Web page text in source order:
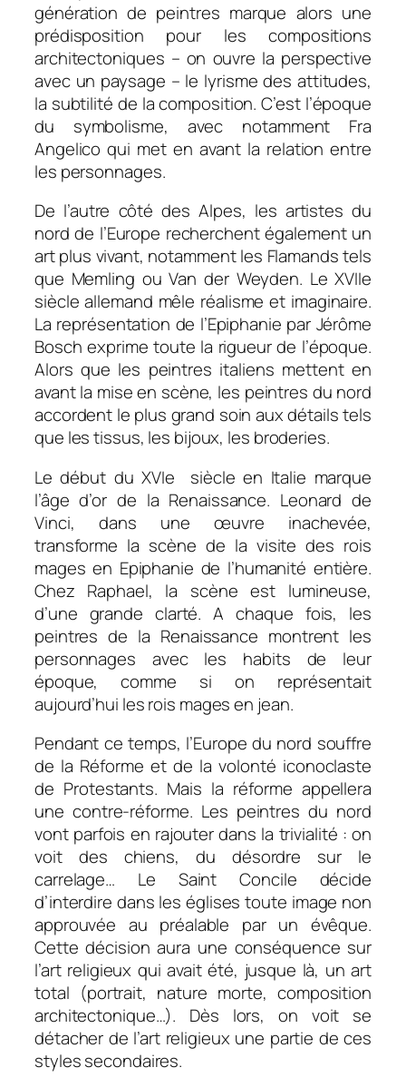
génération de peintres marque alors une
prédisposition pour les compositions
architectoniques – on ouvre la perspective
avec un paysage – le lyrisme des attitudes,
la subtilité de la composition. C’est l’époque
du symbolisme, avec notamment Fra
Angelico qui met en avant la relation entre
les personnages.
De l’autre côté des Alpes, les artistes du
nord de l’Europe recherchent également un
art plus vivant, notamment les Flamands tels
que Memling ou Van der Weyden. Le XVIIe
siècle allemand mêle réalisme et imaginaire.
La représentation de l’Epiphanie par Jérôme
Bosch exprime toute la rigueur de l’époque.
Alors que les peintres italiens mettent en
avant la mise en scène, les peintres du nord
accordent le plus grand soin aux détails tels
que les tissus, les bijoux, les broderies.
Le début du XVIe siècle en Italie marque
l’âge d’or de la Renaissance. Leonard de
Vinci, dans une œuvre inachevée,
transforme la scène de la visite des rois
mages en Epiphanie de l’humanité entière.
Chez Raphael, la scène est lumineuse,
d’une grande clarté. A chaque fois, les
peintres de la Renaissance montrent les
personnages avec les habits de leur
époque, comme si on représentait
aujourd’hui les rois mages en jean.
Pendant ce temps, l’Europe du nord souffre
de la Réforme et de la volonté iconoclaste
de Protestants. Mais la réforme appellera
une contre-réforme. Les peintres du nord
vont parfois en rajouter dans la trivialité : on
voit des chiens, du désordre sur le
carrelage… Le Saint Concile décide
d’interdire dans les églises toute image non
approuvée au préalable par un évêque.
Cette décision aura une conséquence sur
l’art religieux qui avait été, jusque là, un art
total (portrait, nature morte, composition
architectonique…). Dès lors, on voit se
détacher de l’art religieux une partie de ces
styles secondaires.